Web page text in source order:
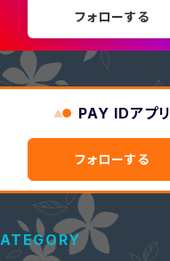
フォローする
PAY IDアプリ
フォローする